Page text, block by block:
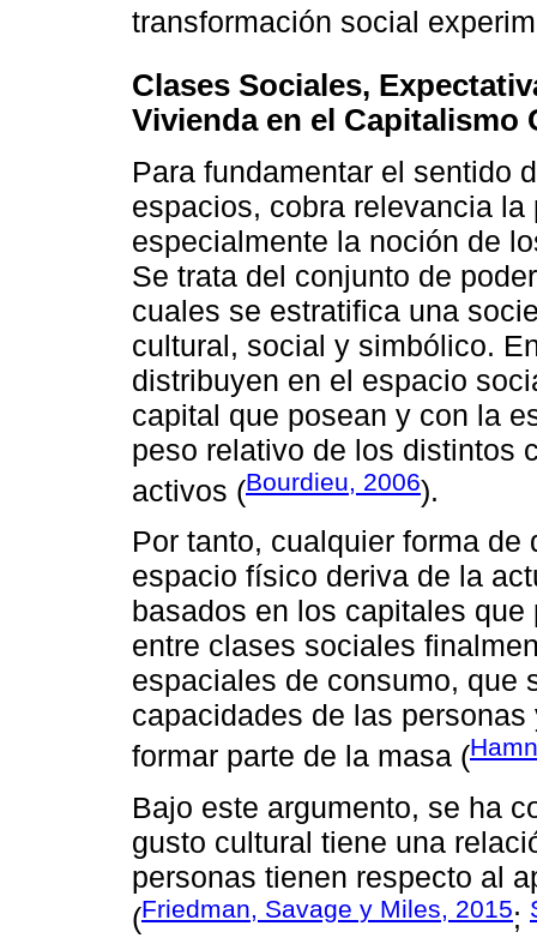
transformación social
Clases Sociales,
Vivienda en el Capitalismo
Para fundamentar el sentido
espacios, cobra relevancia
especialmente la noción de
Se trata del conjunto de
cuales se estratifica una
cultural, social y simbólico.
distribuyen en el espacio
capital que posean y con la
peso relativo de los distintos
activos (Bourdieu, 2006).
Por tanto, cualquier forma
espacio físico deriva de la
basados en los capitales
entre clases sociales
espaciales de consumo, que
capacidades de las
formar parte de la masa (
Bajo este argumento, se ha
gusto cultural tiene una
personas tienen respecto al
(Friedman, Savage y Miles, 2015;